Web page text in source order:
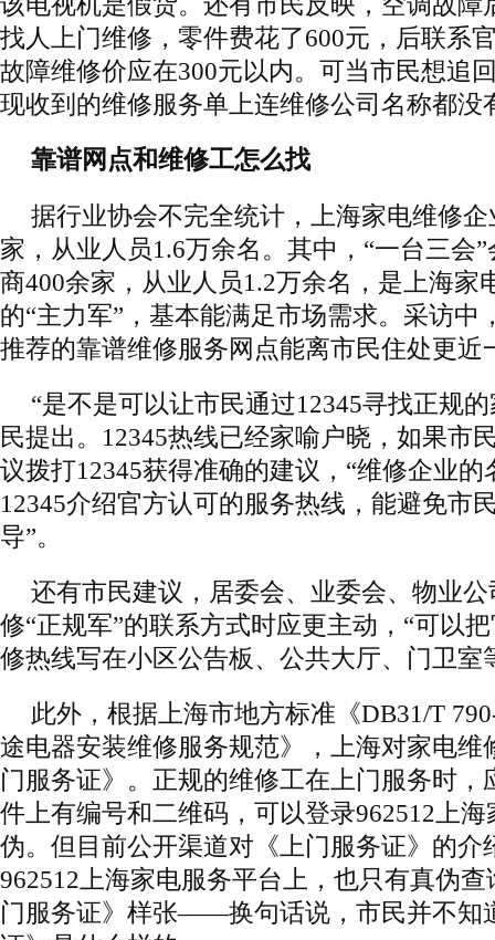
找人上门维修，零件费花了600元，后联系
故障维修价应在300元以内。可当市民想追
现收到的维修服务单上连维修公司名称都没
靠谱网点和维修工怎么找
据行业协会不完全统计，上海家电维修
家，从业人员1.6万余名。其中，“一台三会
商400余家，从业人员1.2万余名，是上海家
的“主力军”，基本能满足市场需求。采访中
推荐的靠谱维修服务网点能离市民住处更近
“是不是可以让市民通过12345寻找正规
民提出。12345热线已经家喻户晓，如果市
议拨打12345获得准确的建议，“维修企业
12345介绍官方认可的服务热线，能避免市
导”。
还有市民建议，居委会、业委会、物业
修“正规军”的联系方式时应更主动，“可以
修热线写在小区公告板、公共大厅、门卫室
此外，根据上海市地方标准《DB31/T
途电器安装维修服务规范》，上海对家电维
门服务证》。正规的维修工在上门服务时，
件上有编号和二维码，可以登录962512上
伪。但目前公开渠道对《上门服务证》的介
962512上海家电服务平台上，也只有真伪
门服务证》样张——换句话说，市民并不知